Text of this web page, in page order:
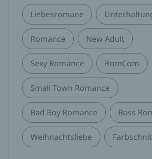
Liebesromane
Romance New Adult
Sexy Romance RomCom
Small Town Romance
Bad Boy Romance Boss
Weihnachtsliebe